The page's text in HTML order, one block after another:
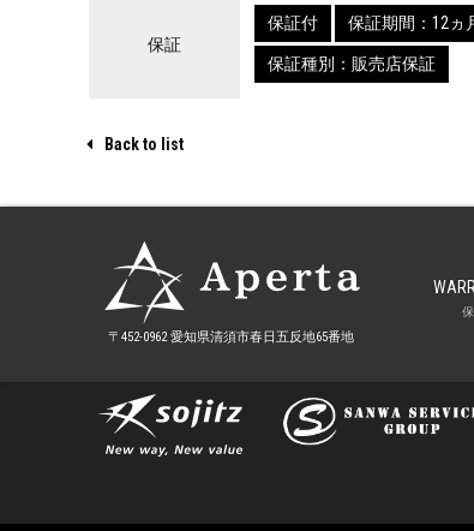
保証
保証付 保証期間：12ヵ
保証種別：販売店保証
Back to list
〒452-0962 愛知県清須市春日五反地65番地